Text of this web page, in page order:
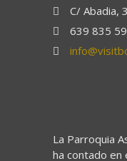
C/ Abadia,
639 835
La Parroquia
ha contado en